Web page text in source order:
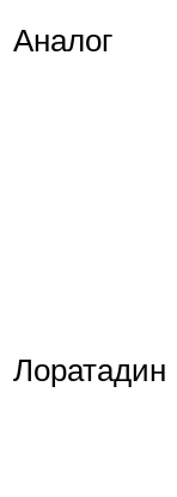
Аналог
Лоратадин